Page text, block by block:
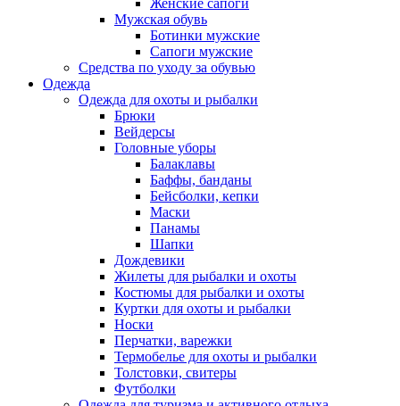
Женские сапоги
Мужская обувь
Ботинки мужские
Сапоги мужские
Средства по уходу за обувью
Одежда
Одежда для охоты и рыбалки
Брюки
Вейдерсы
Головные уборы
Балаклавы
Баффы, банданы
Бейсболки, кепки
Маски
Панамы
Шапки
Дождевики
Жилеты для рыбалки и охоты
Костюмы для рыбалки и охоты
Куртки для охоты и рыбалки
Носки
Перчатки, варежки
Термобелье для охоты и рыбалки
Толстовки, свитеры
Футболки